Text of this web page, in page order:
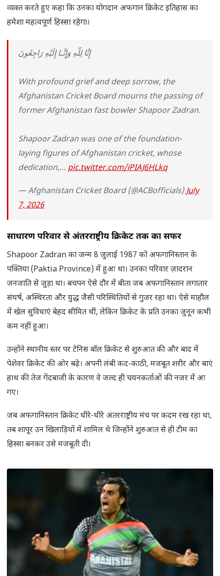
व्यक्त करते हुए कहा कि उनका योगदान अफगान क्रिकेट इतिहास का
हमेशा महत्वपूर्ण हिस्सा रहेगा।
إِنَّا لِلّهِ وَإِنَّـا إِلَيْهِ رَاجِعُونَ
With profound grief and deep sorrow, the
Afghanistan Cricket Board mourns the passing of
former Afghanistan fast bowler Shapoor Zadran.
Shapoor Zadran was one of the foundation-
laying figures of Afghanistan cricket, whose
dedication,… pic.twitter.com/iPIAJ6HLkq
— Afghanistan Cricket Board (@ACBofficials)July
7, 2026
साधारण परिवार से अंतरराष्ट्रीय क्रिकेट तक का सफर
Shapoor Zadran का जन्म 8 जुलाई 1987 को अफगानिस्तान के
पक्तिया (Paktia Province) में हुआ था। उनका परिवार ज़ादरान
जनजाति से जुड़ा था। बचपन ऐसे दौर में बीता जब अफगानिस्तान लगातार
संघर्ष, अस्थिरता और युद्ध जैसी परिस्थितियों से गुजर रहा था। ऐसे माहौल
में खेल सुविधाएं बेहद सीमित थीं, लेकिन क्रिकेट के प्रति उनका जुनून कभी
कम नहीं हुआ।
उन्होंने स्थानीय स्तर पर टेनिस बॉल क्रिकेट से शुरुआत की और बाद में
पेशेवर क्रिकेट की ओर बढ़े। अपनी लंबी कद-काठी, मजबूत शरीर और बाएं
हाथ की तेज गेंदबाजी के कारण वे जल्द ही चयनकर्ताओं की नजर में आ
गए।
जब अफगानिस्तान क्रिकेट धीरे-धीरे अंतरराष्ट्रीय मंच पर कदम रख रहा था,
तब शापूर उन खिलाड़ियों में शामिल थे जिन्होंने शुरुआत से ही टीम का
हिस्सा बनकर उसे मजबूती दी।